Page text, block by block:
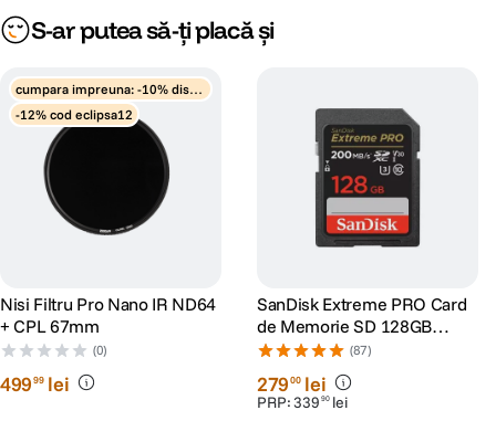
S-ar putea să-ți placă și
cumpara impreuna: -10% disco
unt
-12% cod eclipsa12
Nisi Filtru Pro Nano IR ND64
+ CPL 67mm
(0)
49999 lei
SanDisk Extreme PRO Card
de Memorie SD 128GB
SDXC UHS-I Class 10 U3 V30
+ 2 Ani RescuePRO Deluxe
(87)
27900 lei
PRP:339 90 lei